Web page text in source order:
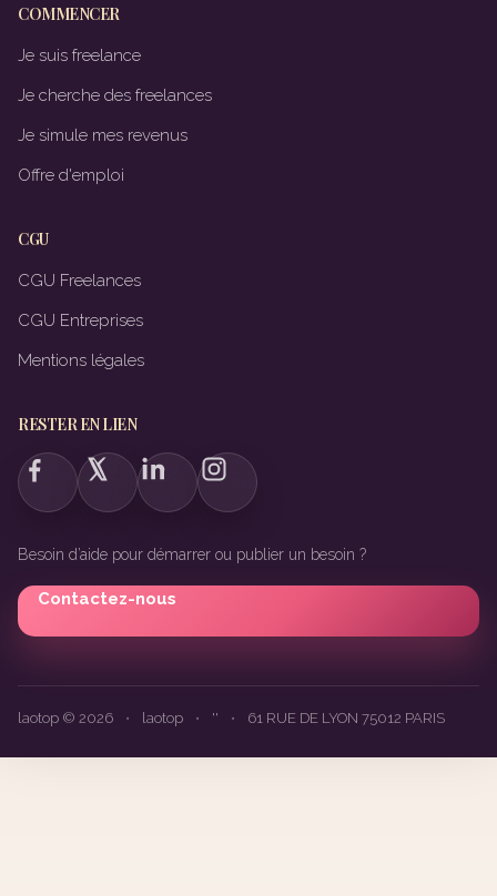
COMMENCER
Je suis freelance
Je cherche des freelances
Je simule mes revenus
Offre d'emploi
CGU
CGU Freelances
CGU Entreprises
Mentions légales
RESTER EN LIEN
Besoin d’aide pour démarrer ou publier un besoin ?
Contactez-nous
laotop © 2026 • laotop • '' • 61 RUE DE LYON 75012 PARIS